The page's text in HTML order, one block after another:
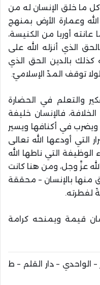
ما خلق الإنسان له من
وعمارة الأرض بمنهج
عانته أوربا من الكنيسة،
الذي أنزله الله على
كذلك بالدين الحق الذي
توقف المدّ الإسلاميّ.
والتعلم في الحضارة
فالإنسان خليفة
ويضرب في أكنافها ويسير
التي أودعها الله تعالى
التي ناطها الله
عزَّ وجل، ومن هنا كانت
منها بالإنسان – محققة
لفطرته.
قيمة ويمنحه كرامة
– الواحدي – دار القلم – ط